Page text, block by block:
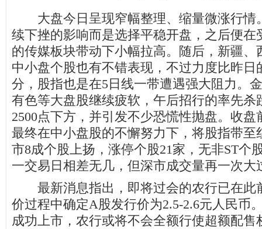
大盘今日呈现窄幅整理、缩量微涨行情
续下挫的影响而是选择平稳开盘，之后便在
的传媒板块带动下小幅拉高。随后，新疆、
中小盘个股也有不错表现，不过力度比昨日
分，股指也是在5日线一带遭遇强大阻力。
有色等大盘股继续疲软，午后招行的率先杀
2500点下方，并引发不少恐慌性抛盘。收
最终在中小盘股的不懈努力下，将股指带至
市8成个股上扬，涨停个股21家，无非ST个
一交易日相差无几，但深市成交量再一次大
最新消息指出，即将过会的农行已在此
价过程中确定A股发行价为2.5-2.6元人民币
成功上市，农行或将不会全额行使超额配售